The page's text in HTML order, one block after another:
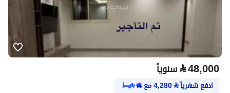
⃁48,000 سنوياً
ادفع شهرياً⃁
4,280مع